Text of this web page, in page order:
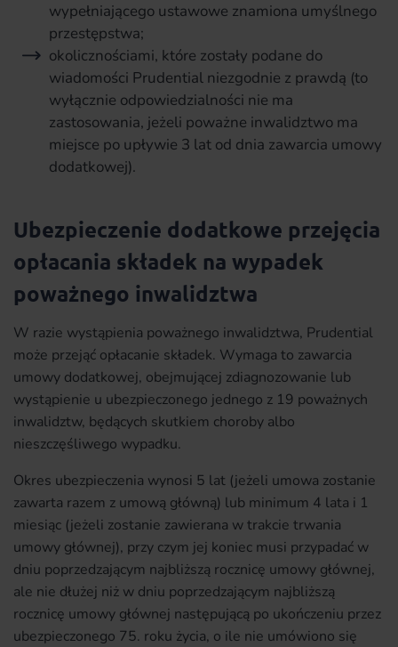
wypełniającego ustawowe znamiona umyślnego
przestępstwa;
okolicznościami, które zostały podane do
wiadomości Prudential niezgodnie z prawdą (to
wyłącznie odpowiedzialności nie ma
zastosowania, jeżeli poważne inwalidztwo ma
miejsce po upływie 3 lat od dnia zawarcia umowy
dodatkowej).
Ubezpieczenie dodatkowe przejęcia
opłacania składek na wypadek
poważnego inwalidztwa
W razie wystąpienia poważnego inwalidztwa, Prudential
może przejąć opłacanie składek. Wymaga to zawarcia
umowy dodatkowej, obejmującej zdiagnozowanie lub
wystąpienie u ubezpieczonego jednego z 19 poważnych
inwalidztw, będących skutkiem choroby albo
nieszczęśliwego wypadku.
Okres ubezpieczenia wynosi 5 lat (jeżeli umowa zostanie
zawarta razem z umową główną) lub minimum 4 lata i 1
miesiąc (jeżeli zostanie zawierana w trakcie trwania
umowy głównej), przy czym jej koniec musi przypadać w
dniu poprzedzającym najbliższą rocznicę umowy głównej,
ale nie dłużej niż w dniu poprzedzającym najbliższą
rocznicę umowy głównej następującą po ukończeniu przez
ubezpieczonego 75. roku życia, o ile nie umówiono się